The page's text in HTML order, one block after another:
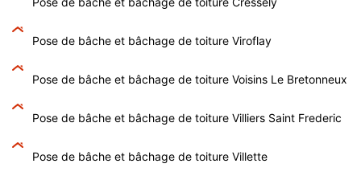
Pose de bâche et bâchage de toiture Viroflay
Pose de bâche et bâchage de toiture Voisins Le Bretonneux
Pose de bâche et bâchage de toiture Villiers Saint Frederic
Pose de bâche et bâchage de toiture Villette